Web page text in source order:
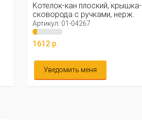
Котелок-кан плоский, крышка-
сковорода с ручками, нерж.
2,2л
Артикул: 01-04267
1612 р.
Уведомить меня